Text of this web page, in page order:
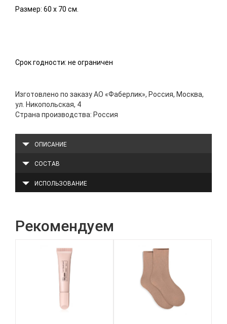
Размер: 60 х 70 см.
Срок годности: не ограничен
Изготовлено по заказу АО «Фаберлик», Россия, Москва,
ул. Никопольская, 4
Страна производства: Россия
ОПИСАНИЕ
СОСТАВ
ИСПОЛЬЗОВАНИЕ
Рекомендуем